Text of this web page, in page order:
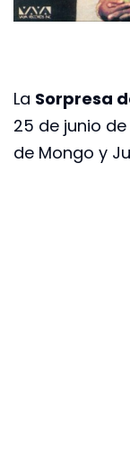
La Sorpresa
25 de junio de
de Mongo y